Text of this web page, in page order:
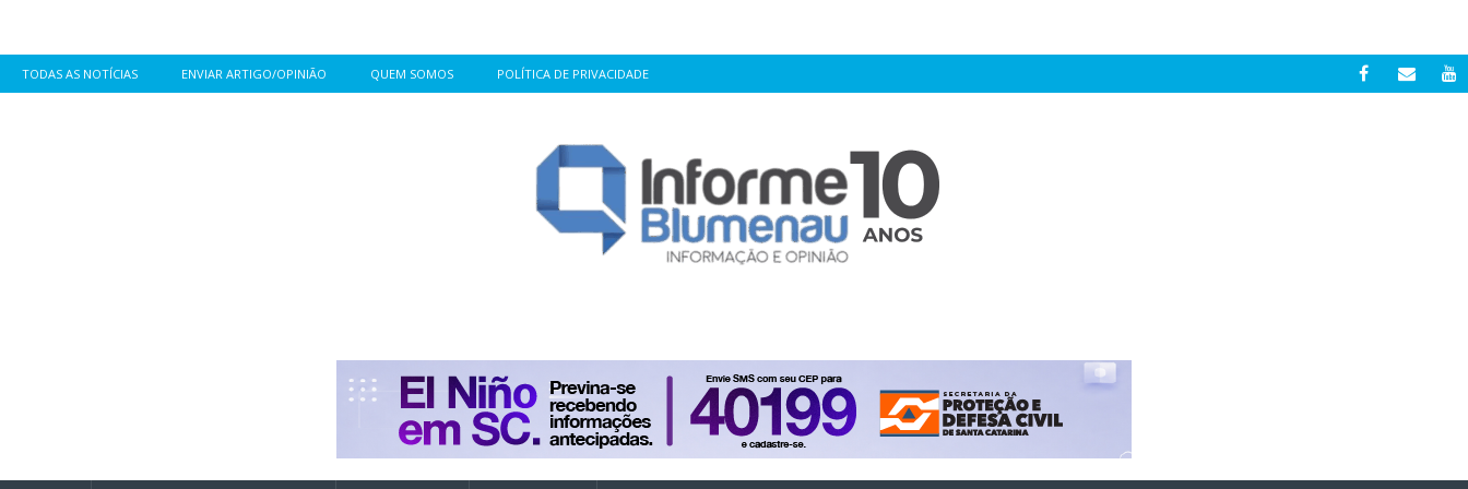
TODAS AS NOTÍCIAS ENVIAR ARTIGO/OPINIÃO QUEM SOMOS POLÍTICA DE PRIVACIDADE